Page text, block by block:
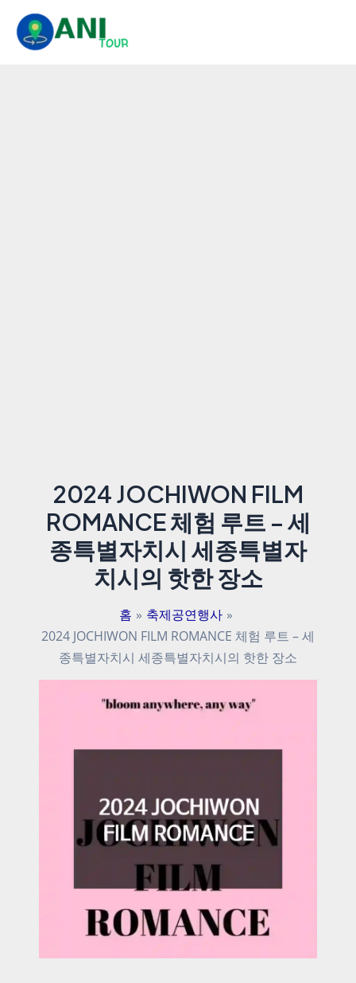
2024 JOCHIWON FILM
ROMANCE 체험 루트 – 세
종특별자치시 세종특별자
치시의 핫한 장소
홈
축제공연행사
2024 JOCHIWON FILM ROMANCE 체험 루트 – 세
종특별자치시 세종특별자치시의 핫한 장소